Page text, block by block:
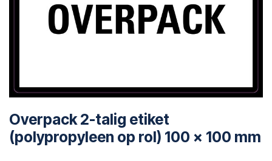
Overpack 2-talig etiket
(polypropyleen op rol) 100 x 100 mm